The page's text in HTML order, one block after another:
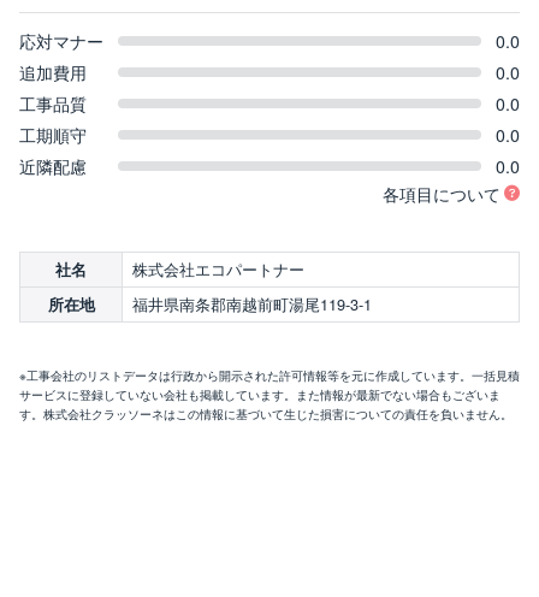
応対マナー
0.0
追加費用
0.0
工事品質
0.0
工期順守
0.0
近隣配慮
0.0
各項目について
社名 株式会社エコパートナー
所在地 福井県南条郡南越前町湯尾119-3-1
※工事会社のリストデータは行政から開示された許可情報等を元に作成しています。一括見積
サービスに登録していない会社も掲載しています。また情報が最新でない場合もございま
す。株式会社クラッソーネはこの情報に基づいて生じた損害についての責任を負いません。